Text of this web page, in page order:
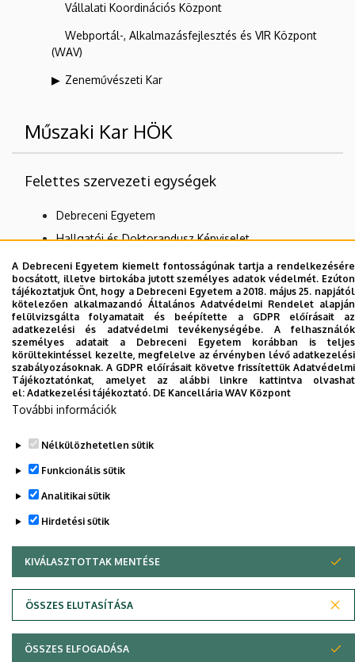
Vállalati Koordinációs Központ
Webportál-, Alkalmazásfejlesztés és VIR Központ
(WAV)
Zeneművészeti Kar
Műszaki Kar HÖK
Felettes szervezeti egységek
Debreceni Egyetem
Hallgatói és Doktorandusz Képviselet
DE Hallgatói Önkormányzat (DEHÖK)
Dolgozói adatmódosítás igénylése a DE
telefonkönyvében|Külső személyek rögzítése a
DE telefonkönyvében|Súgó|Hibabejelentés
Szerzői jog © 2026 Unideb
A Debreceni Egyetem kiemelt fontosságúnak tartja a rendelkezésére
bocsátott, illetve birtokába jutott személyes adatok védelmét. Ezúton
tájékoztatjuk Önt, hogy a Debreceni Egyetem a 2018. május 25. napjától
kötelezően alkalmazandó Általános Adatvédelmi Rendelet alapján
felülvizsgálta folyamatait és beépítette a GDPR előírásait az
adatkezelési és adatvédelmi tevékenységébe. A felhasználók
személyes adatait a Debreceni Egyetem korábban is teljes
körültekintéssel kezelte, megfelelve az érvényben lévő adatkezelési
szabályozásoknak. A GDPR előírásait követve frissítettük Adatvédelmi
Tájékoztatónkat, amelyet az alábbi linkre kattintva olvashat
el: Adatkezelési tájékoztató. DE Kancellária WAV Központ
További információk
Nélkülözhetetlen sütik
Funkcionális sütik
Analitikai sütik
Hirdetési sütik
KIVÁLASZTOTTAK MENTÉSE
ÖSSZES ELUTASÍTÁSA
WITHDRAW CONSENT
ÖSSZES ELFOGADÁSA